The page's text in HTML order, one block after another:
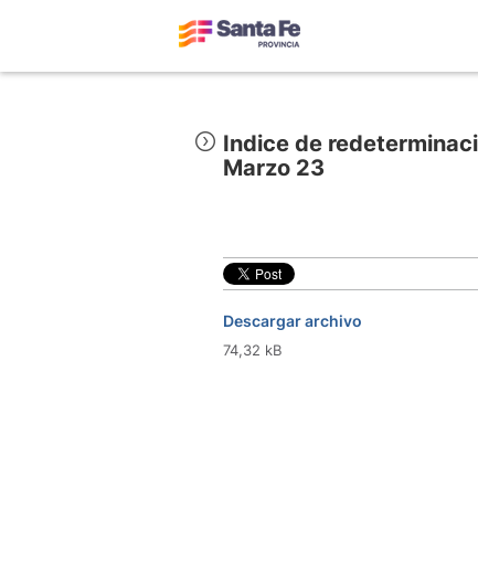
Indice de
Marzo 23
Descargar archivo
74,32 kB